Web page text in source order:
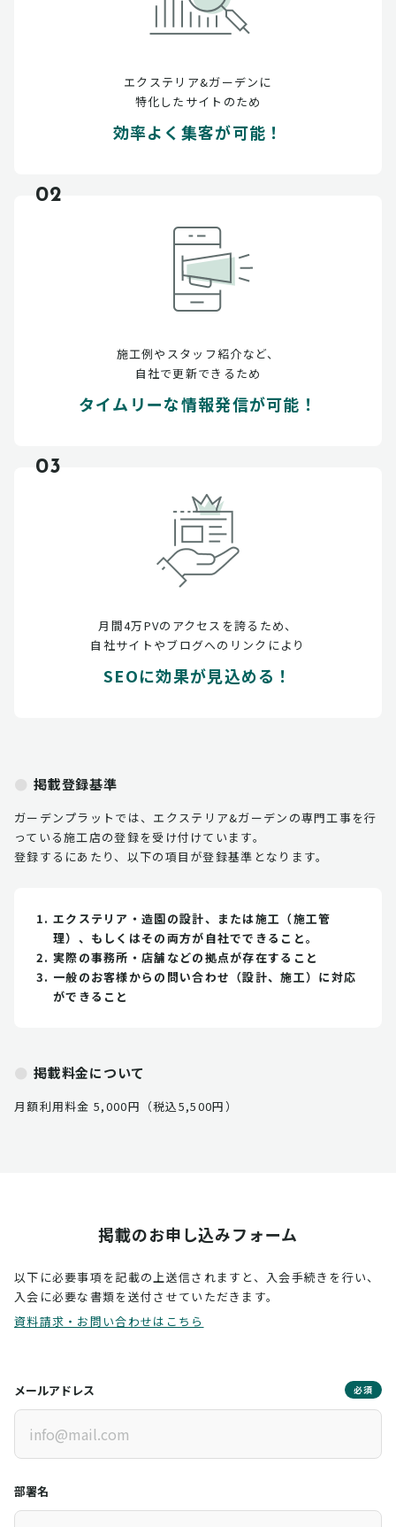
エクステリア&ガーデンに
特化したサイトのため
効率よく集客が可能！
02
施工例やスタッフ紹介など、
自社で更新できるため
タイムリーな情報発信が可能！
03
月間4万PVのアクセスを誇るため、
自社サイトやブログへのリンクにより
SEOに効果が見込める！
掲載登録基準
ガーデンプラットでは、エクステリア&ガーデンの専門工事を行
っている施工店の登録を受け付けています。
登録するにあたり、以下の項目が登録基準となります。
エクステリア・造園の設計、または施工（施工管
理）、もしくはその両方が自社でできること。
実際の事務所・店舗などの拠点が存在すること
一般のお客様からの問い合わせ（設計、施工）に対応
ができること
掲載料金について
月額利用料金 5,000円（税込5,500円）
掲載のお申し込みフォーム
以下に必要事項を記載の上送信されますと、入会手続きを行い、
入会に必要な書類を送付させていただきます。
資料請求・お問い合わせはこちら
メールアドレス 必須
部署名